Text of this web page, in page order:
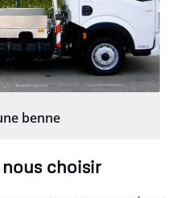
benne
choisir